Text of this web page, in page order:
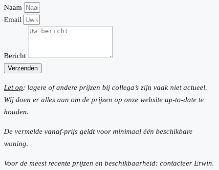
Naam
Email
Bericht
Verzenden
Let op: lagere of andere prijzen bij collega’s zijn vaak niet actueel.
Wij doen er alles aan om de prijzen op onze website up-to-date te
houden.
De vermelde vanaf-prijs geldt voor minimaal één beschikbare
woning.
Voor de meest recente prijzen en beschikbaarheid: contacteer Erwin.